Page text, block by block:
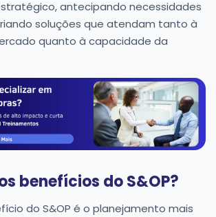
antecipando necessidades
soluções que atendam tanto à
quanto à capacidade da
benefícios do S&OP?
do S&OP é o planejamento mais